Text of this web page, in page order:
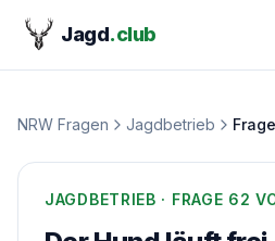
Jagd.club
NRW Fragen Jagdbetrieb Frage
JAGDBETRIEB · FRAGE 62